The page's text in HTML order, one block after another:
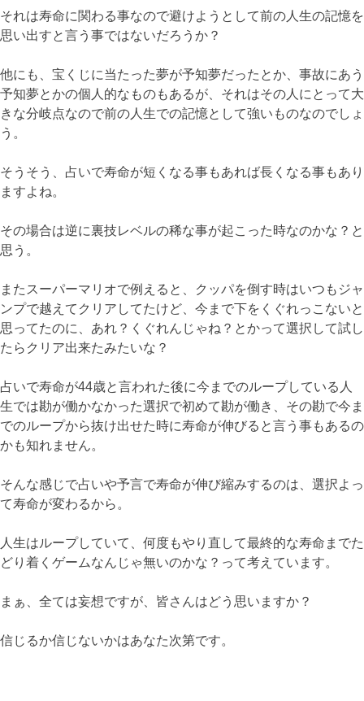
それは寿命に関わる事なので避けようとして前の人生の記憶を
思い出すと言う事ではないだろうか？
他にも、宝くじに当たった夢が予知夢だったとか、事故にあう
予知夢とかの個人的なものもあるが、それはその人にとって大
きな分岐点なので前の人生での記憶として強いものなのでしょ
う。
そうそう、占いで寿命が短くなる事もあれば長くなる事もあり
ますよね。
その場合は逆に裏技レベルの稀な事が起こった時なのかな？と
思う。
またスーパーマリオで例えると、クッパを倒す時はいつもジャ
ンプで越えてクリアしてたけど、今まで下をくぐれっこないと
思ってたのに、あれ？くぐれんじゃね？とかって選択して試し
たらクリア出来たみたいな？
占いで寿命が44歳と言われた後に今までのループしている人
生では勘が働かなかった選択で初めて勘が働き、その勘で今ま
でのループから抜け出せた時に寿命が伸びると言う事もあるの
かも知れません。
そんな感じで占いや予言で寿命が伸び縮みするのは、選択よっ
て寿命が変わるから。
人生はループしていて、何度もやり直して最終的な寿命までた
どり着くゲームなんじゃ無いのかな？って考えています。
まぁ、全ては妄想ですが、皆さんはどう思いますか？
信じるか信じないかはあなた次第です。